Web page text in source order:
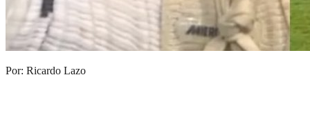
Por: Ricardo Lazo